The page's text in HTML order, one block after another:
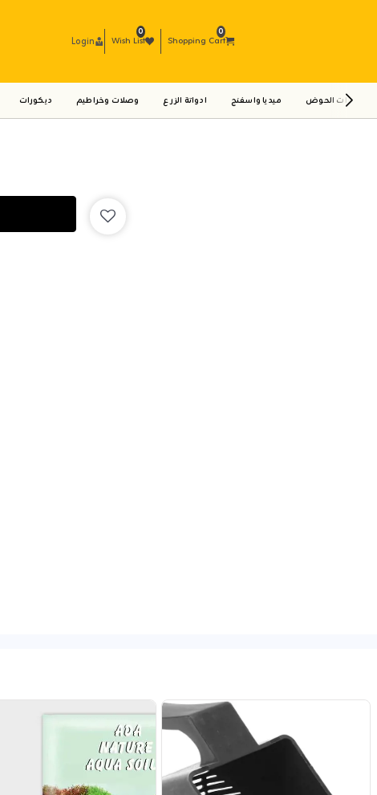
Login Wish List
0
Shopping Cart
0
ديكورات وصلات وخراطيم ادواتة الزرع ميديا واسفنج ادوات الحوض